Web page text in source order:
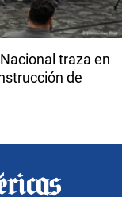
traza en
de